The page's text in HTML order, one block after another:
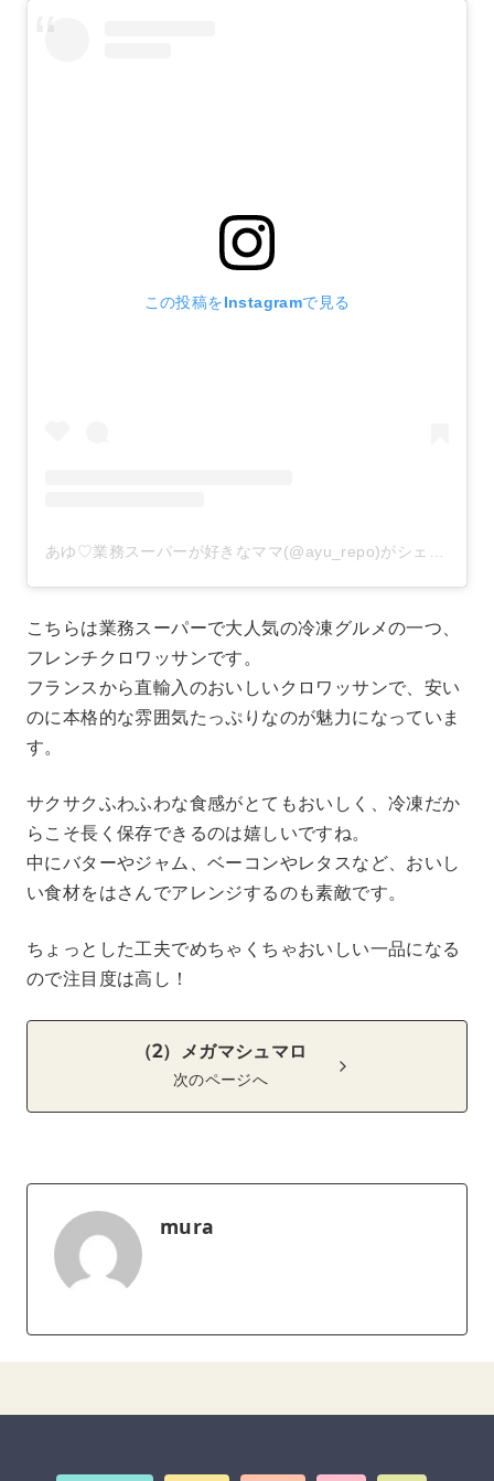
この投稿をInstagramで見る
あゆ♡業務スーパーが好きなママ(@ayu_repo)がシェアした投稿
こちらは業務スーパーで大人気の冷凍グルメの一つ、
フレンチクロワッサンです。
フランスから直輸入のおいしいクロワッサンで、安い
のに本格的な雰囲気たっぷりなのが魅力になっていま
す。
サクサクふわふわな食感がとてもおいしく、冷凍だか
らこそ長く保存できるのは嬉しいですね。
中にバターやジャム、ベーコンやレタスなど、おいし
い食材をはさんでアレンジするのも素敵です。
ちょっとした工夫でめちゃくちゃおいしい一品になる
ので注目度は高し！
（2）メガマシュマロ
次のページへ
mura